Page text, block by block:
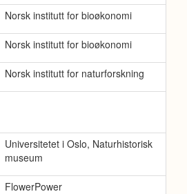
Norsk institutt for bioøkonomi
Norsk institutt for bioøkonomi
Norsk institutt for naturforskning
Universitetet i Oslo, Naturhistorisk
museum
FlowerPower